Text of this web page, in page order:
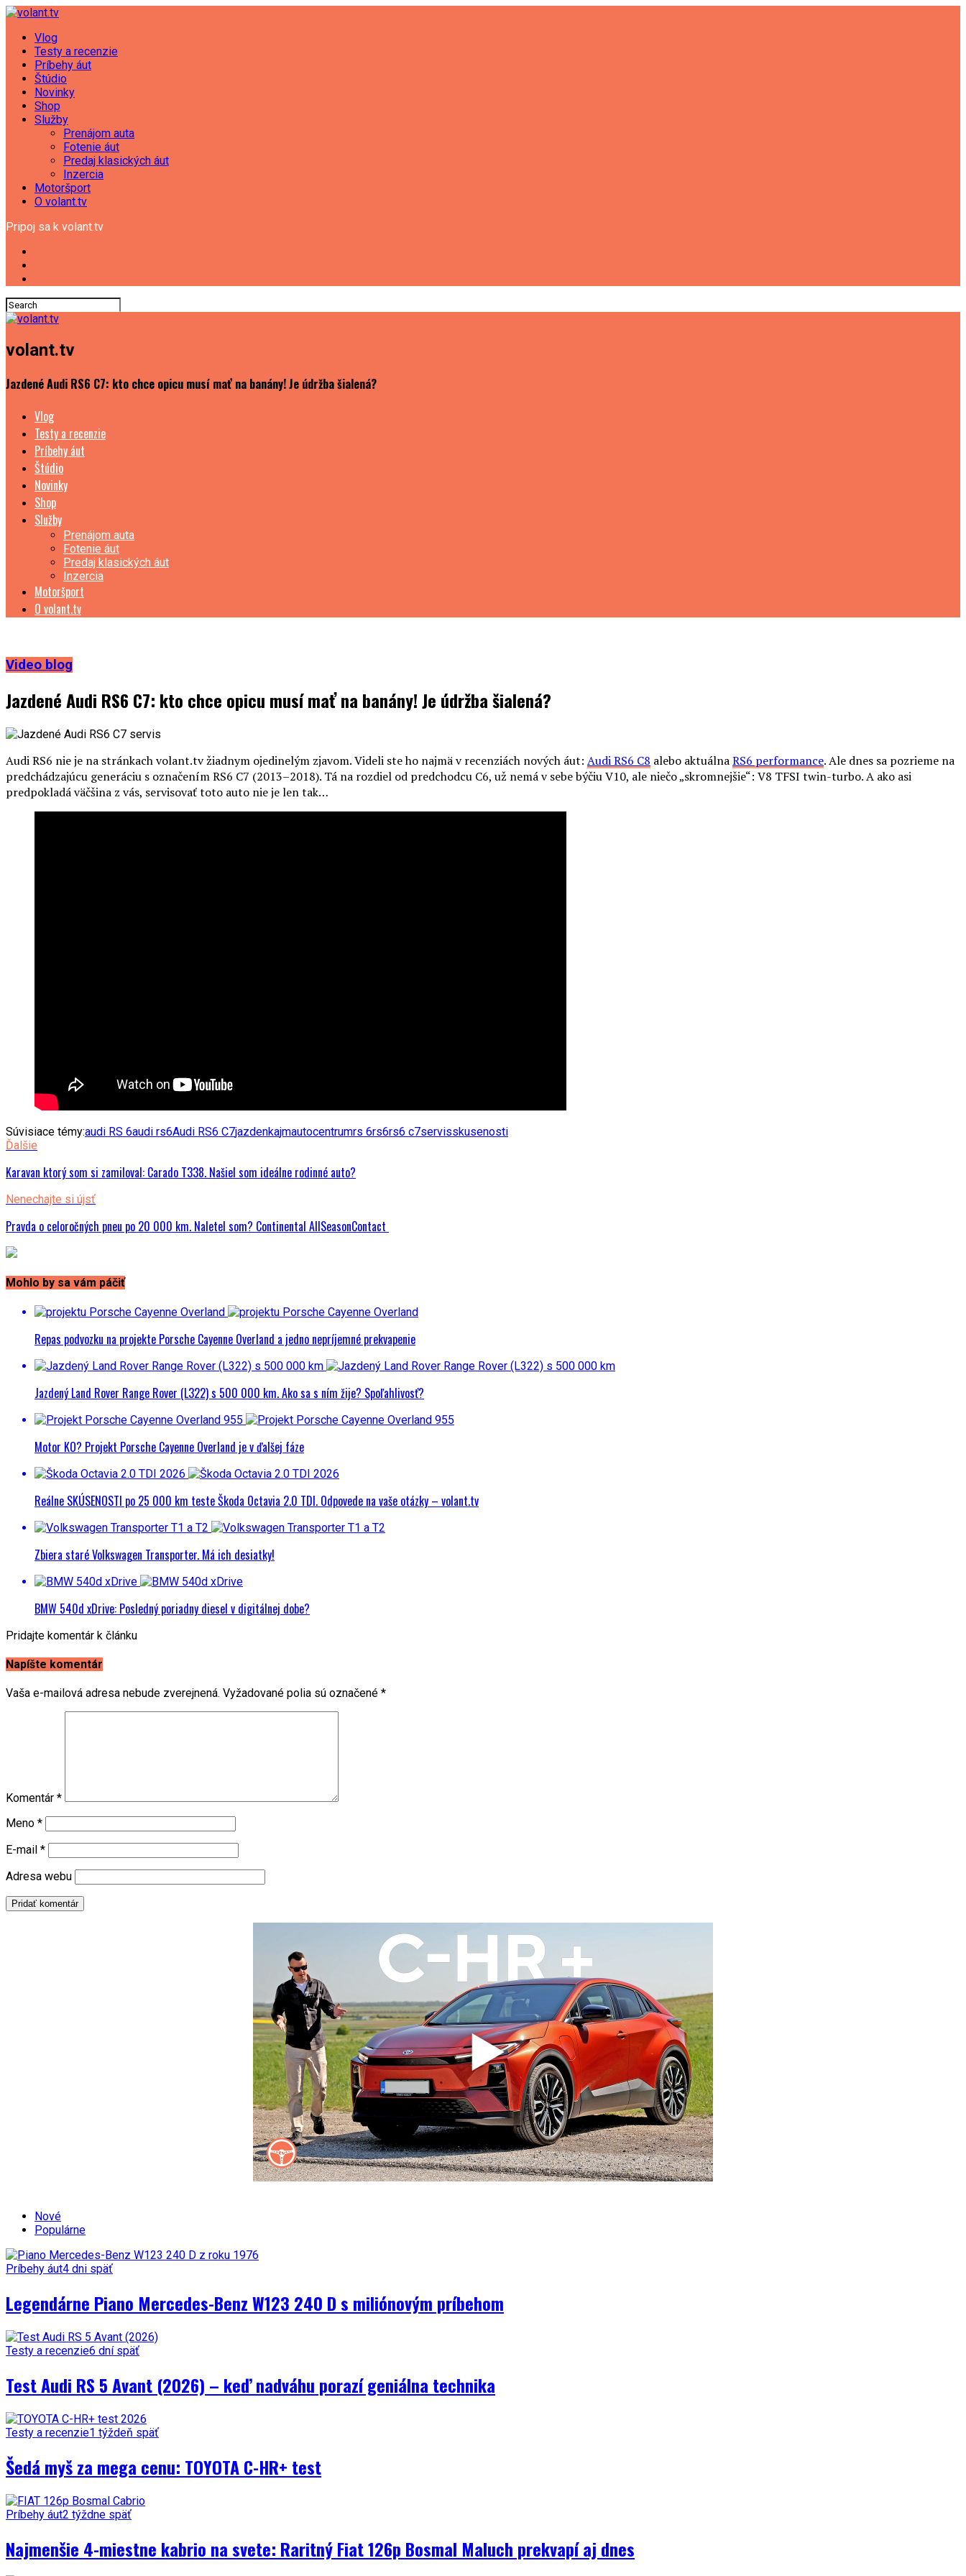
Vlog
Testy a recenzie
Príbehy áut
Štúdio
Novinky
Shop
Služby
Prenájom auta
Fotenie áut
Predaj klasických áut
Inzercia
Motoršport
O volant.tv
Pripoj sa k volant.tv
volant.tv
Jazdené Audi RS6 C7: kto chce opicu musí mať na banány! Je údržba šialená?
Vlog
Testy a recenzie
Príbehy áut
Štúdio
Novinky
Shop
Služby
Prenájom auta
Fotenie áut
Predaj klasických áut
Inzercia
Motoršport
O volant.tv
Video blog
Jazdené Audi RS6 C7: kto chce opicu musí mať na banány! Je údržba šialená?
Audi RS6 nie je na stránkach volant.tv žiadnym ojedinelým zjavom. Videli ste ho najmä v recenziách nových áut: Audi RS6 C8 alebo aktuálnaRS6 performance. Ale dnes sa pozrieme na
predchádzajúcu generáciu s označením RS6 C7 (2013–2018). Tá na rozdiel od predchodcu C6, už nemá v sebe býčiu V10, ale niečo „skromnejšie“: V8 TFSI twin-turbo. A ako asi
predpokladá väčšina z vás, servisovať toto auto nie je len tak…
Súvisiace témy:audi RS 6audi rs6Audi RS6 C7jazdenkajmautocentrumrs 6rs6rs6 c7servisskusenosti
Ďalšie
Karavan ktorý som si zamiloval: Carado T338. Našiel som ideálne rodinné auto?
Nenechajte si újsť
Pravda o celoročných pneu po 20 000 km. Naletel som? Continental AllSeasonContact
Mohlo by sa vám páčiť
Repas podvozku na projekte Porsche Cayenne Overland a jedno nepríjemné prekvapenie
Jazdený Land Rover Range Rover (L322) s 500 000 km. Ako sa s ním žije? Spoľahlivosť?
Motor KO? Projekt Porsche Cayenne Overland je v ďalšej fáze
Reálne SKÚSENOSTI po 25 000 km teste Škoda Octavia 2.0 TDI. Odpovede na vaše otázky – volant.tv
Zbiera staré Volkswagen Transporter. Má ich desiatky!
BMW 540d xDrive: Posledný poriadny diesel v digitálnej dobe?
Pridajte komentár k článku
Napíšte komentár
Vaša e-mailová adresa nebude zverejnená. Vyžadované polia sú označené *
Komentár *
Meno *
E-mail *
Adresa webu
Nové
Populárne
Príbehy áut4 dni späť
Legendárne Piano Mercedes-Benz W123 240 D s miliónovým príbehom
Testy a recenzie6 dní späť
Test Audi RS 5 Avant (2026) – keď nadváhu porazí geniálna technika
Testy a recenzie1 týždeň späť
Šedá myš za mega cenu: TOYOTA C-HR+ test
Príbehy áut2 týždne späť
Najmenšie 4-miestne kabrio na svete: Raritný Fiat 126p Bosmal Maluch prekvapí aj dnes